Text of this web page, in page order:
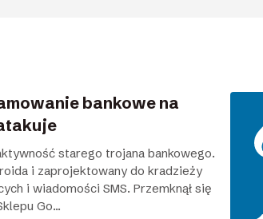
bankowe na
starego trojana bankowego.
i zaprojektowany do kradzieży
i wiadomości SMS. Przemknął się
Go...